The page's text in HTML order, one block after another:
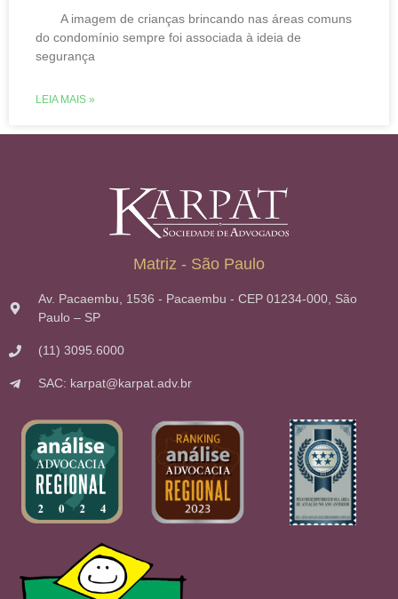
A imagem de crianças brincando nas áreas comuns
do condomínio sempre foi associada à ideia de
segurança
LEIA MAIS »
Matriz - São Paulo
Av. Pacaembu, 1536 - Pacaembu - CEP 01234-000, São
Paulo – SP
(11) 3095.6000
SAC: karpat@karpat.adv.br